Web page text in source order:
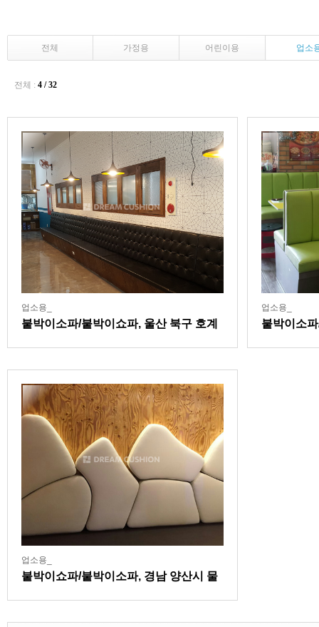
전체 가정용 어린이용 업소
전체 : 4 / 32
업소용_
붙박이소파/붙박이쇼파, 울산 북구 호계
업소용_
붙박이소
업소용_
붙박이쇼파/붙박이소파, 경남 양산시 물